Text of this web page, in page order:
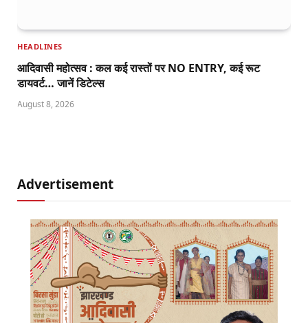
HEADLINES
आदिवासी महोत्सव : कल कई रास्तों पर NO ENTRY, कई रूट
डायवर्ट… जानें डिटेल्स
August 8, 2026
Advertisement